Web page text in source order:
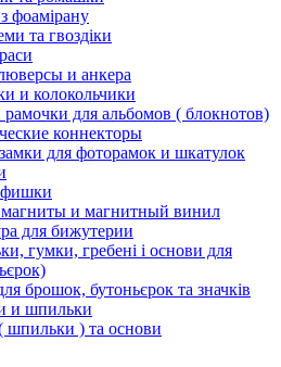
фоамірану
та гвоздіки
и анкера
и колокольчики
для альбомов ( блокнотов)
коннекторы
для фоторамок и шкатулок
и магнитный винил
для бижутерии
гумки, гребені і основи для
брошок, бутоньєрок та значків
и шпильки
шпильки ) та основи